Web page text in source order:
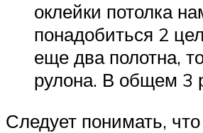
оклейки потолка
понадобиться 2
еще два полотна,
рулона. В общем 3
Следует понимать,